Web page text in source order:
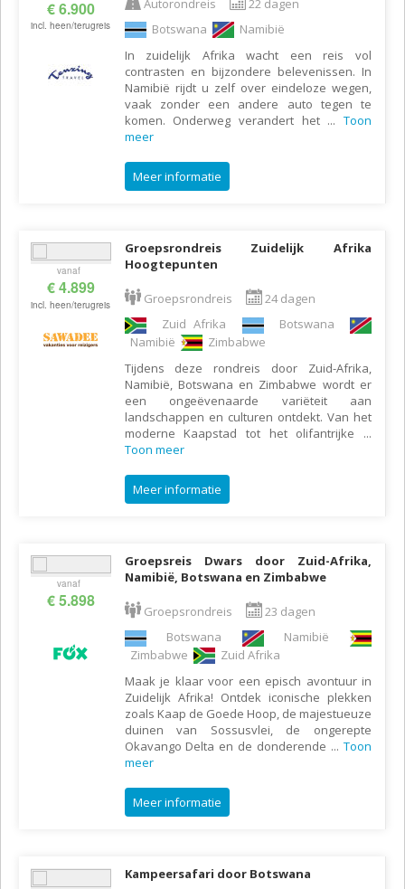
€ 6.900
incl. heen/terugreis
Autorondreis
22 dagen
Botswana
Namibië
In zuidelijk Afrika wacht een reis vol
contrasten en bijzondere belevenissen. In
Namibië rijdt u zelf over eindeloze wegen,
vaak zonder een andere auto tegen te
komen. Onderweg verandert het ... Toon
meer
Meer informatie
vanaf
€ 4.899
incl. heen/terugreis
Groepsrondreis Zuidelijk Afrika
Hoogtepunten
Groepsrondreis
24 dagen
Zuid Afrika
Botswana
Namibië
Zimbabwe
Tijdens deze rondreis door Zuid-Afrika,
Namibië, Botswana en Zimbabwe wordt er
een ongeëvenaarde variëteit aan
landschappen en culturen ontdekt. Van het
moderne Kaapstad tot het olifantrijke ...
Toon meer
Meer informatie
vanaf
€ 5.898
Groepsreis Dwars door Zuid-Afrika,
Namibië, Botswana en Zimbabwe
Groepsrondreis
23 dagen
Botswana
Namibië
Zimbabwe
Zuid Afrika
Maak je klaar voor een episch avontuur in
Zuidelijk Afrika! Ontdek iconische plekken
zoals Kaap de Goede Hoop, de majestueuze
duinen van Sossusvlei, de ongerepte
Okavango Delta en de donderende ... Toon
meer
Meer informatie
Kampeersafari door Botswana